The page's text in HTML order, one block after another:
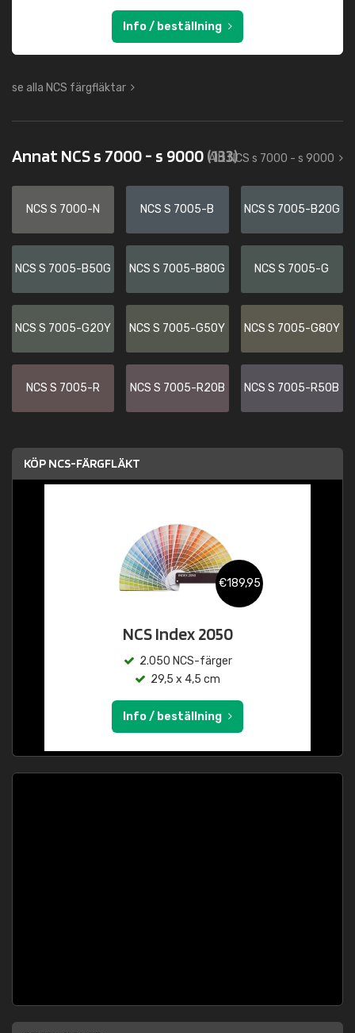
Info / beställning
se alla NCS färgfläktar
Annat NCS s 7000 - s 9000(133)
Allt NCS s 7000 - s 9000
NCS S 7000-N NCS S 7005-B NCS S 7005-B20G
NCS S 7005-B50G NCS S 7005-B80G NCS S 7005-G
NCS S 7005-G20Y NCS S 7005-G50Y NCS S 7005-G80Y
NCS S 7005-R NCS S 7005-R20B NCS S 7005-R50B
KÖP NCS-FÄRGFLÄKT
€189,95
NCS Index 2050
2.050 NCS-färger
29,5 x 4,5 cm
Info / beställning